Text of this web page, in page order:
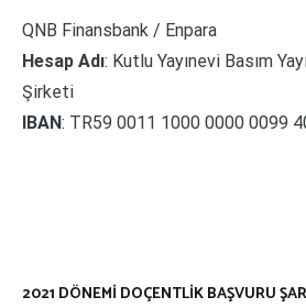
QNB Finansbank / Enpara
Hesap Adı: Kutlu Yayınevi Basım
Şirketi
IBAN: TR59 0011 1000 0000 0099
​​​​​​​​​​​​​2021 DÖNEMI DOÇENTLIK BAŞVURU